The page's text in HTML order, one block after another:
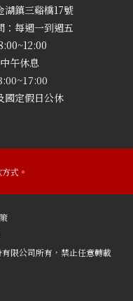
湖鎮三谿橋17號
：每週一到週五
中午休息
國定假日公休
式。
限公司所有，禁止任意轉載